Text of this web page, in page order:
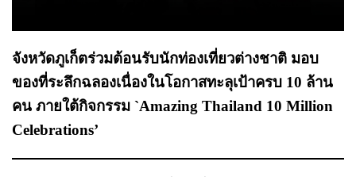
จังหวัดภูเก็ตร่วมต้อนรับนักท่องเที่ยวต่างชาติ มอบ
ของที่ระลึกฉลองเนื่องในโอกาสทะลุเป้าครบ 10 ล้าน
คน ภายใต้กิจกรรม `Amazing Thailand 10 Million
Celebrations’